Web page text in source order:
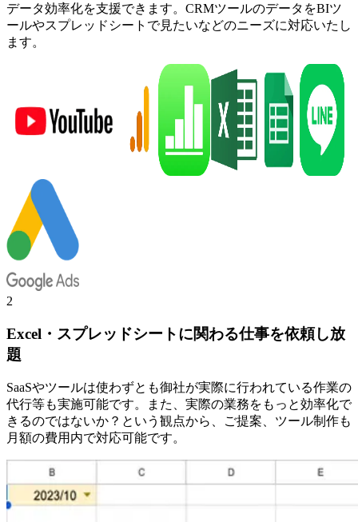
データ効率化を支援できます。CRMツールのデータをBIツ
ールやスプレッドシートで見たいなどのニーズに対応いたし
ます。
2
Excel・スプレッドシートに関わる仕事を依頼し放
題
SaaSやツールは使わずとも御社が実際に行われている作業の
代行等も実施可能です。また、実際の業務をもっと効率化で
きるのではないか？という観点から、ご提案、ツール制作も
月額の費用内で対応可能です。